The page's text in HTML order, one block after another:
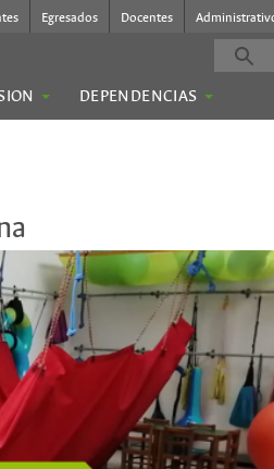
Egresados Docentes
DEPENDENCIAS